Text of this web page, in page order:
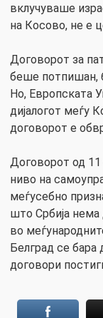
вклучуваше
на Косово, не е
Договорот за
беше потпишан,
Но, Европската
дијалогот меѓу
договорот е
Договорот од 11
ниво на
меѓусебно
што Србија нема
во
Белград се бара
договори